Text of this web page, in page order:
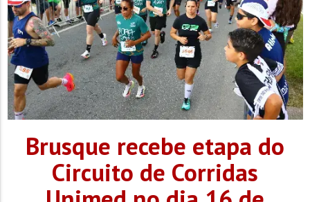
Brusque recebe etapa do
Circuito de Corridas